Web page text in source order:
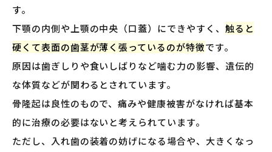
す。
下顎の内側や上顎の中央（口蓋）にできやすく、 触ると
硬くて表面の歯茎が薄く張っているのが特徴です。
原因は歯ぎしりや食いしばりなど噛む力の影響、遺伝的
な体質などが関わるとされています。
骨隆起は良性のもので、痛みや健康被害がなければ基本
的に治療の必要はないと考えられています。
ただし、入れ歯の装着の妨げになる場合や、大きくなっ